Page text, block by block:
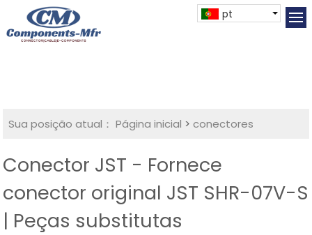
pt
Sua posição atual： Página inicial >conectores
Conector JST - Fornece
conector original JST SHR-07V-S
| Peças substitutas